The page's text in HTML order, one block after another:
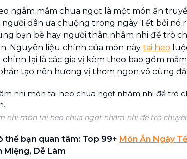
ngâm mắm chua ngọt là một món ăn
người dân ưa chuộng trong ngày Tết bởi nó
bạn bè hay người thân nhâm nhi để trò
Nguyên liệu chính của món này tai heo
chính lại là các gia vị kèm theo bao gồm
tạo nên hương vị thơm ngon vô cùng
nhi món tai heo chua ngọt nhâm nhi để trò
thể bạn quan tâm: Top 99+ Món Ăn Ngày
Miệng, Dễ Làm